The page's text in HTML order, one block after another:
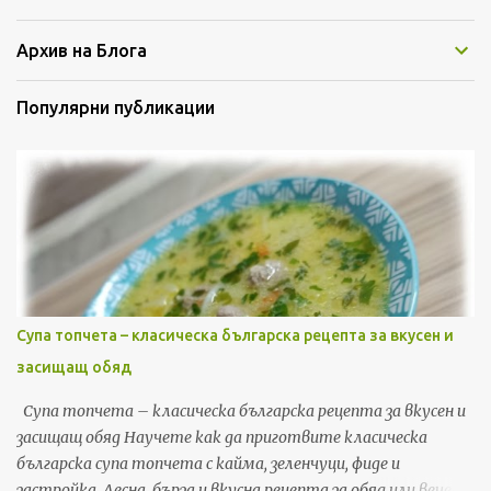
повече от изкушаващ. Защо обичам принцеси с кайма
Обичам тази рецепта, защото е: изключително лесна
приготвя се с малко продукти...
Архив на Блога
Популярни публикации
Супа топчета – класическа българска рецепта за вкусен и
засищащ обяд
Супа топчета – класическа българска рецепта за вкусен и
засищащ обяд Научете как да приготвите класическа
българска супа топчета с кайма, зеленчуци, фиде и